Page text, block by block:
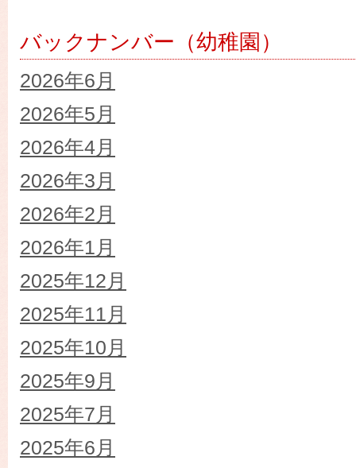
バックナンバー（幼稚園）
2026年6月
2026年5月
2026年4月
2026年3月
2026年2月
2026年1月
2025年12月
2025年11月
2025年10月
2025年9月
2025年7月
2025年6月